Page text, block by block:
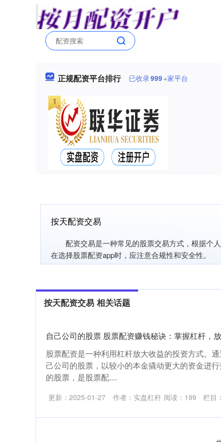
正规配资平台排行 已收录999+家平台
按天配资交易
配资交易是一种常见的股票交易方式，根据个
在选择股票配资app时，应注意合规性和安全性。
按天配资交易 相关话题
自己公司的股票 股票配资赚钱秘诀：掌握杠杆，
股票配资是一种利用杠杆放大收益的投资方式。
己公司的股票，以较小的本金撬动更大的资金进
的股票，是股票配....
更新：2025-01-27 作者：实盘杠杆 阅读： 199 栏目